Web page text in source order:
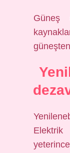
Güneş